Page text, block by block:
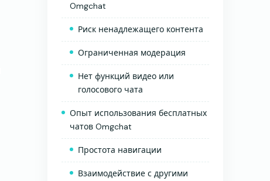
Omgchat
Риск ненадлежащего контента
Ограниченная модерация
Нет функций видео или
голосового чата
Опыт использования бесплатных
чатов Omgchat
Простота навигации
Взаимодействие с другими